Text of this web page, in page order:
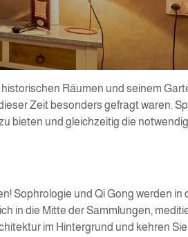
Räumen und seinem
Zeit besonders gefragt waren.
bieten und gleichzeitig die
Sophrologie und Qi Gong werden in
in die Mitte der Sammlungen,
im Hintergrund und kehren